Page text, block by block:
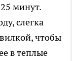
минут.
слегка
чтобы
в теплые